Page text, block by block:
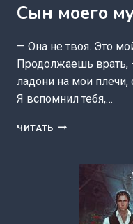
Сын моего
— Она не твоя. Это
Продолжаешь врать,
ладони на мои
Я вспомнил тебя,…
ЧИТАТЬ СЫН
(КИРА